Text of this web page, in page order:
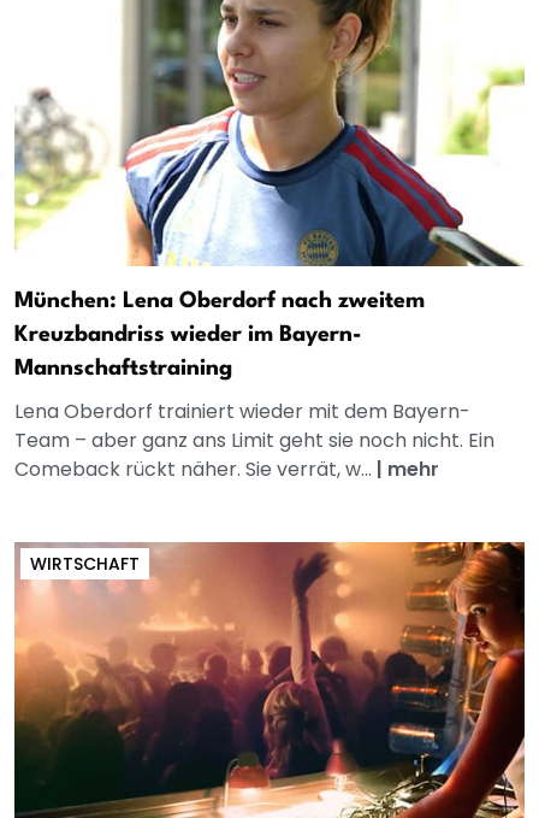
München: Lena Oberdorf nach zweitem
Kreuzbandriss wieder im Bayern-
Mannschaftstraining
Lena Oberdorf trainiert wieder mit dem Bayern-
Team – aber ganz ans Limit geht sie noch nicht. Ein
Comeback rückt näher. Sie verrät, w... | mehr
WIRTSCHAFT